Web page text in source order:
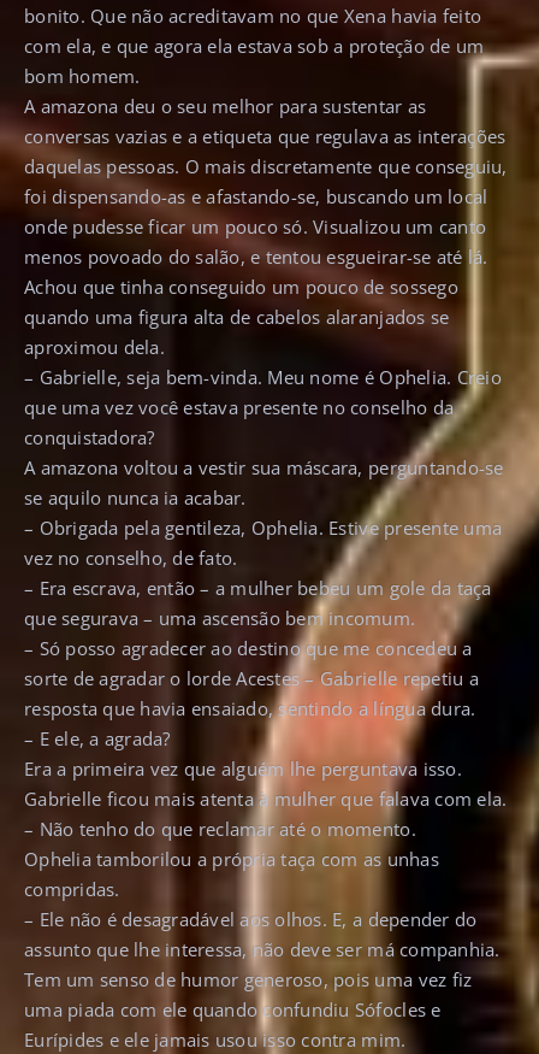
bonito. Que não acreditavam no que Xena havia feito
com ela, e que agora ela estava sob a proteção de um
bom homem.
A amazona deu o seu melhor para sustentar as
conversas vazias e a etiqueta que regulava as interações
daquelas pessoas. O mais discretamente que conseguiu,
foi dispensando-as e afastando-se, buscando um local
onde pudesse ficar um pouco só. Visualizou um canto
menos povoado do salão, e tentou esgueirar-se até lá.
Achou que tinha conseguido um pouco de sossego
quando uma figura alta de cabelos alaranjados se
aproximou dela.
– Gabrielle, seja bem-vinda. Meu nome é Ophelia. Creio
que uma vez você estava presente no conselho da
conquistadora?
A amazona voltou a vestir sua máscara, perguntando-se
se aquilo nunca ia acabar.
– Obrigada pela gentileza, Ophelia. Estive presente uma
vez no conselho, de fato.
– Era escrava, então – a mulher bebeu um gole da taça
que segurava – uma ascensão bem incomum.
– Só posso agradecer ao destino que me concedeu a
sorte de agradar o lorde Acestes – Gabrielle repetiu a
resposta que havia ensaiado, sentindo a língua dura.
– E ele, a agrada?
Era a primeira vez que alguém lhe perguntava isso.
Gabrielle ficou mais atenta à mulher que falava com ela.
– Não tenho do que reclamar até o momento.
Ophelia tamborilou a própria taça com as unhas
compridas.
– Ele não é desagradável aos olhos. E, a depender do
assunto que lhe interessa, não deve ser má companhia.
Tem um senso de humor generoso, pois uma vez fiz
uma piada com ele quando confundiu Sófocles e
Eurípides e ele jamais usou isso contra mim.